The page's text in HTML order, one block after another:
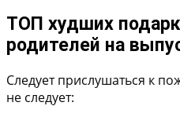
ТОП худших
родителей на
Следует прислушаться к
не следует: